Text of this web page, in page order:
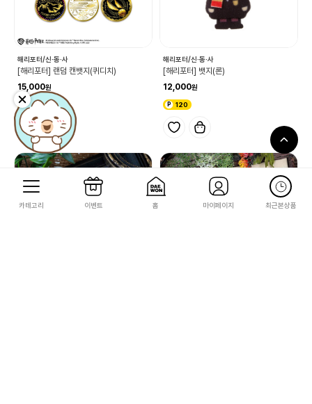
해리포터/신·동·사
[해리포터] 랜덤 캔뱃지(퀴디치)
15,000
150
해리포터/신·동·사
[해리포터] 뱃지(론)
12,000
120
카테고리 이벤트 홈 마이페이지 최근본상품